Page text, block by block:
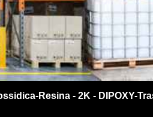
Resina - 2K - DIPOXY-